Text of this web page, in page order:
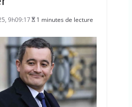
9h09:17
1 minutes de lecture